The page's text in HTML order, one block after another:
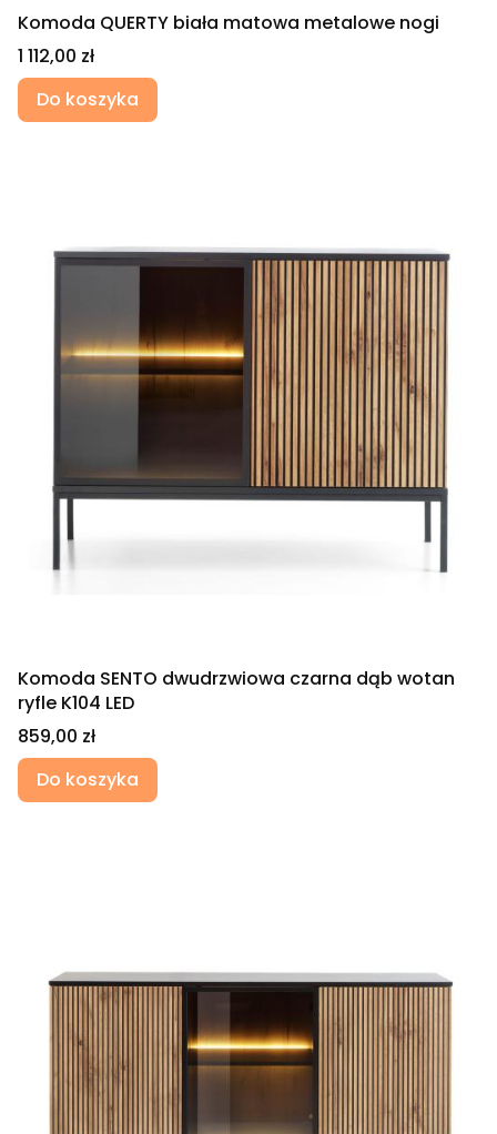
Komoda QUERTY biała matowa metalowe nogi
Cena
1 112,00 zł
Do koszyka
Komoda SENTO dwudrzwiowa czarna dąb wotan
ryfle K104 LED
Cena
859,00 zł
Do koszyka